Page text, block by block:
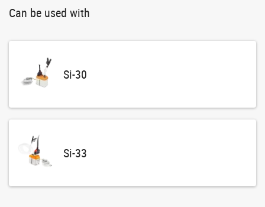
Can be used with
Si-30
Si-33